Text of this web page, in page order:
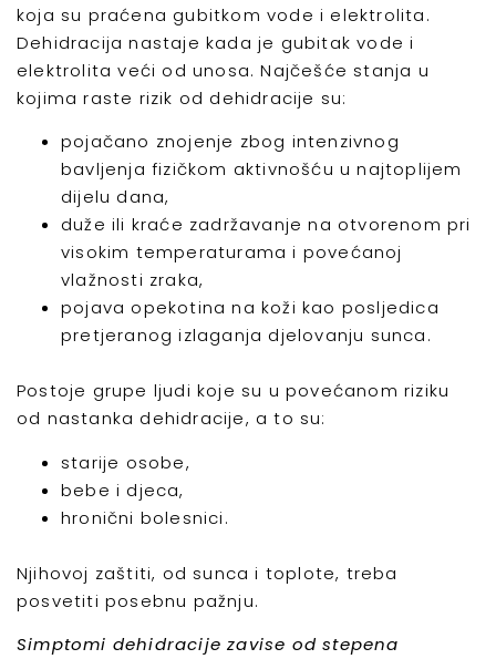
koja su praćena gubitkom vode i elektrolita.
Dehidracija nastaje kada je gubitak vode i
elektrolita veći od unosa. Najčešće stanja u
kojima raste rizik od dehidracije su:
pojačano znojenje zbog intenzivnog
bavljenja fizičkom aktivnošću u najtoplijem
dijelu dana,
duže ili kraće zadržavanje na otvorenom pri
visokim temperaturama i povećanoj
vlažnosti zraka,
pojava opekotina na koži kao posljedica
pretjeranog izlaganja djelovanju sunca.
Postoje grupe ljudi koje su u povećanom riziku
od nastanka dehidracije, a to su:
starije osobe,
bebe i djeca,
hronični bolesnici.
Njihovoj zaštiti, od sunca i toplote, treba
posvetiti posebnu pažnju.
Simptomi dehidracije zavise od stepena